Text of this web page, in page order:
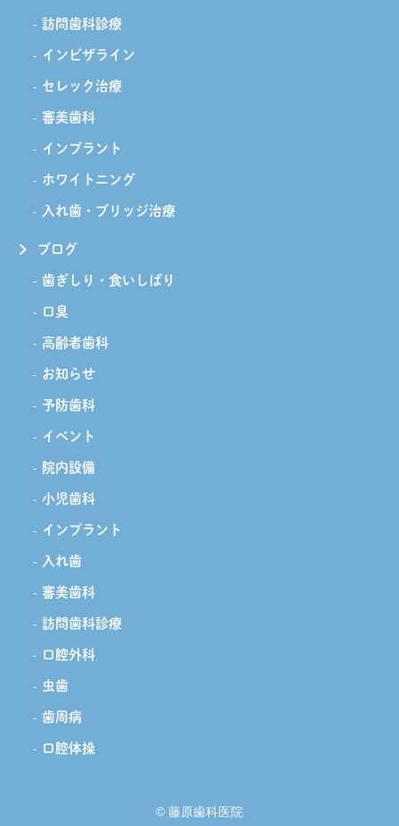
訪問歯科診療
インビザライン
セレック治療
審美歯科
インプラント
ホワイトニング
入れ歯・ブリッジ治療
ブログ
歯ぎしり・食いしばり
口臭
高齢者歯科
お知らせ
予防歯科
イベント
院内設備
小児歯科
インプラント
入れ歯
審美歯科
訪問歯科診療
口腔外科
虫歯
歯周病
口腔体操
© 藤原歯科医院